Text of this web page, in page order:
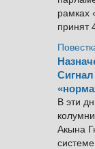
рамках
принят
В эти
Акына